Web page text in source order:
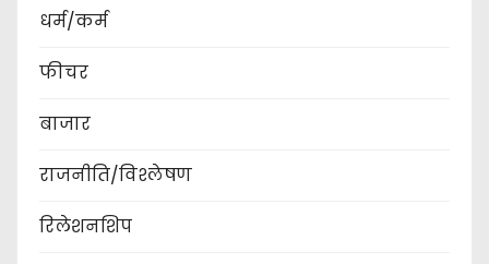
धर्म/कर्म
फीचर
बाजार
राजनीति/विश्लेषण
रिलेशनशिप